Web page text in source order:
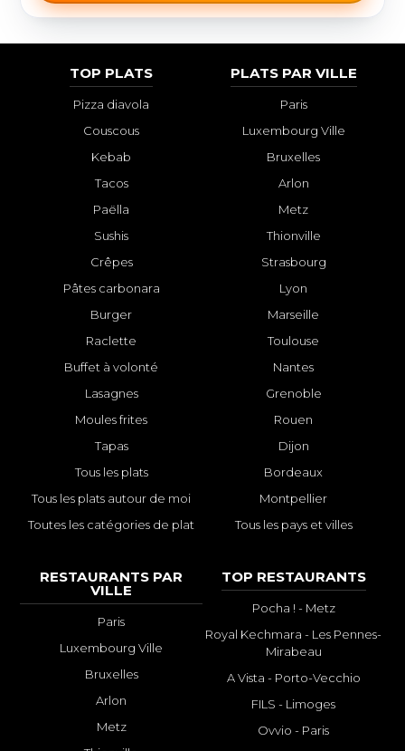
TOP PLATS
Pizza diavola
Couscous
Kebab
Tacos
Paëlla
Sushis
Crêpes
Pâtes carbonara
Burger
Raclette
Buffet à volonté
Lasagnes
Moules frites
Tapas
Tous les plats
Tous les plats autour de moi
Toutes les catégories de plat
PLATS PAR VILLE
Paris
Luxembourg Ville
Bruxelles
Arlon
Metz
Thionville
Strasbourg
Lyon
Marseille
Toulouse
Nantes
Grenoble
Rouen
Dijon
Bordeaux
Montpellier
Tous les pays et villes
RESTAURANTS PAR
VILLE
Paris
Luxembourg Ville
Bruxelles
Arlon
Metz
TOP RESTAURANTS
Pocha ! - Metz
Royal Kechmara - Les Pennes-
Mirabeau
A Vista - Porto-Vecchio
FILS - Limoges
Ovvio - Paris